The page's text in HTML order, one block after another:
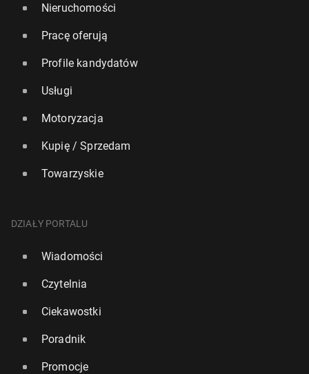
Nieruchomości
Pracę oferują
Profile kandydatów
Usługi
Motoryzacja
Kupię / Sprzedam
Towarzyskie
DZIAŁY PORTALU
Wiadomości
Czytelnia
Ciekawostki
Poradnik
Promocje